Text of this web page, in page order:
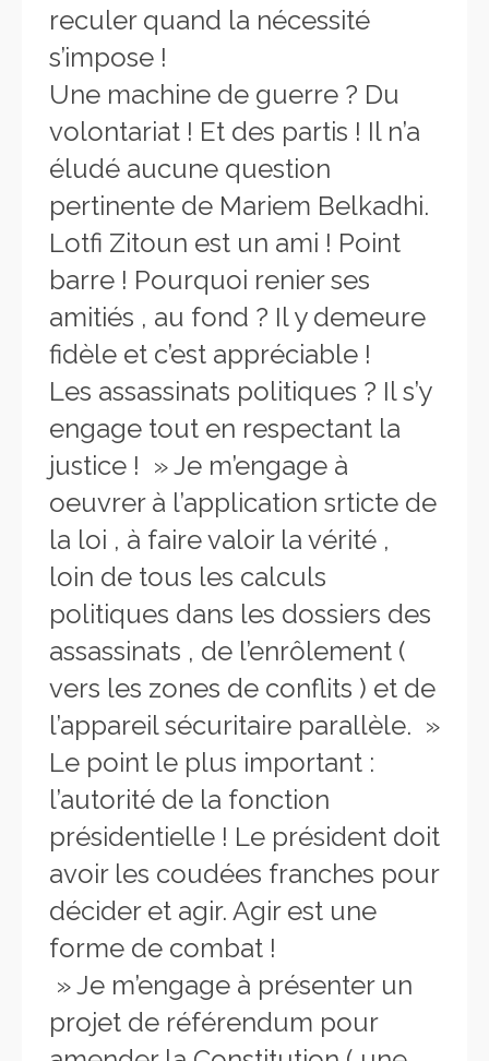
reculer quand la nécessité
s’impose !
Une machine de guerre ? Du
volontariat ! Et des partis ! Il n’a
éludé aucune question
pertinente de Mariem Belkadhi.
Lotfi Zitoun est un ami ! Point
barre ! Pourquoi renier ses
amitiés , au fond ? Il y demeure
fidèle et c’est appréciable !
Les assassinats politiques ? Il s’y
engage tout en respectant la
justice ! » Je m’engage à
oeuvrer à l’application srticte de
la loi , à faire valoir la vérité ,
loin de tous les calculs
politiques dans les dossiers des
assassinats , de l’enrôlement (
vers les zones de conflits ) et de
l’appareil sécuritaire parallèle. »
Le point le plus important :
l’autorité de la fonction
présidentielle ! Le président doit
avoir les coudées franches pour
décider et agir. Agir est une
forme de combat !
» Je m’engage à présenter un
projet de référendum pour